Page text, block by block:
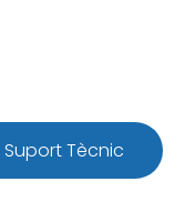
Suport Tècnic